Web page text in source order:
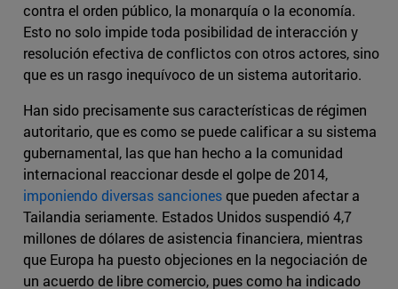
contra el orden público, la monarquía o la economía.
Esto no solo impide toda posibilidad de interacción y
resolución efectiva de conflictos con otros actores, sino
que es un rasgo inequívoco de un sistema autoritario.
Han sido precisamente sus características de régimen
autoritario, que es como se puede calificar a su sistema
gubernamental, las que han hecho a la comunidad
internacional reaccionar desde el golpe de 2014,
imponiendo diversas sancionesque pueden afectar a
Tailandia seriamente. Estados Unidos suspendió 4,7
millones de dólares de asistencia financiera, mientras
que Europa ha puesto objeciones en la negociación de
un acuerdo de libre comercio, pues como ha indicado